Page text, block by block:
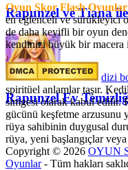
Rapunzel ve Tiana ile
Rapunzel Ev
Oyun Skor Flash
en eğlenceli ve sürükleyici
de daha keyifli bir oyun
kendinizi büyük bir macera
dizi
spiritüel anlamlar taşır.
simgesi olarak kabul edilir.
gücünü keşfetme arzusunu
rüya sahibinin duygusal
rüya, yeni başlangıçlar
Copyright © 2026 OYUN
Oyunlar- Tüm hakları